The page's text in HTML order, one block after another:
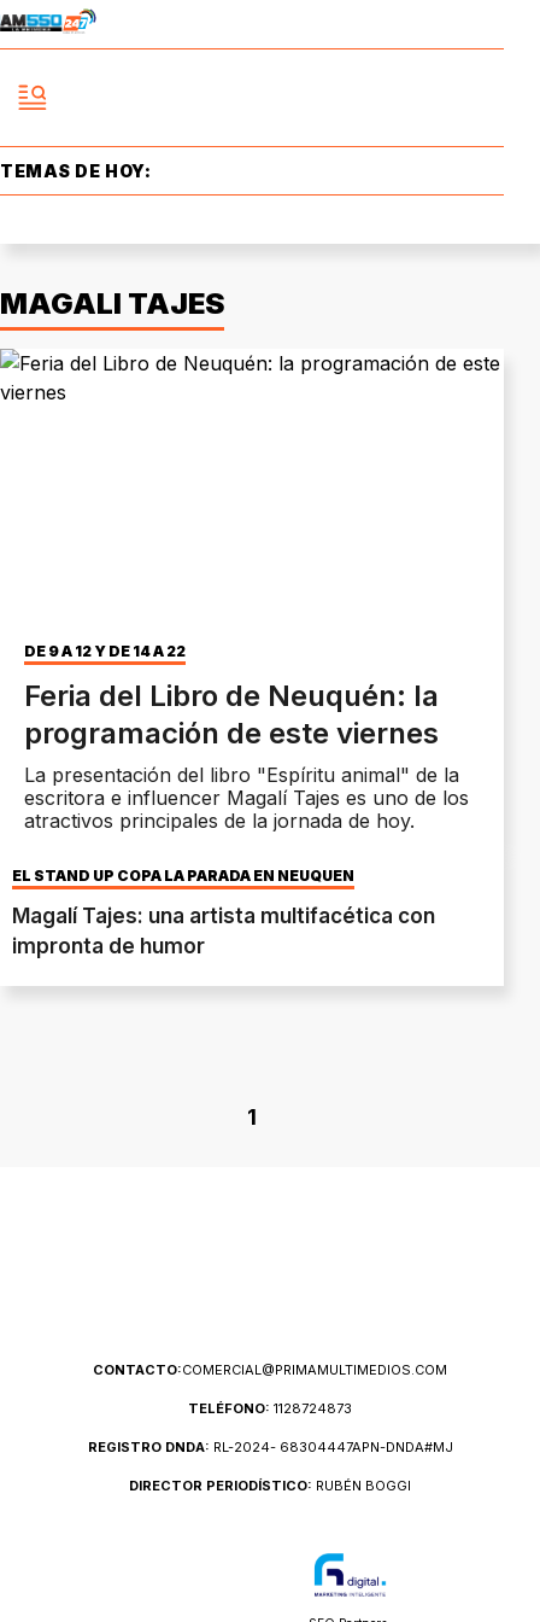
TEMAS DE HOY:
MAGALI TAJES
DE 9 A 12 Y DE 14 A 22
Feria del Libro de Neuquén: la
programación de este viernes
La presentación del libro "Espíritu animal" de la
escritora e influencer Magalí Tajes es uno de los
atractivos principales de la jornada de hoy.
EL STAND UP COPA LA PARADA EN NEUQUÉN
Magalí Tajes: una artista multifacética con
impronta de humor
1
CONTACTO:COMERCIAL@PRIMAMULTIMEDIOS.COM
TELÉFONO: 1128724873
REGISTRO DNDA: RL-2024- 68304447APN-DNDA#MJ
DIRECTOR PERIODÍSTICO: RUBÉN BOGGI